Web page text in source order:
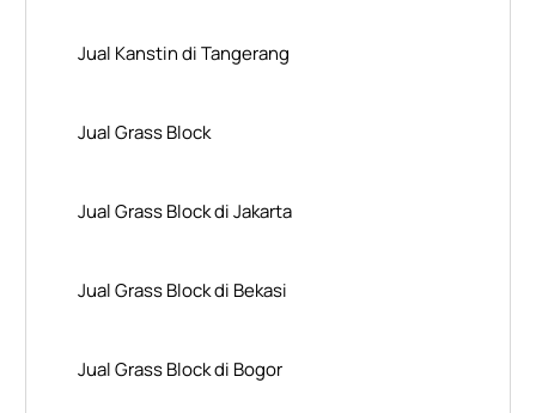
Jual Kanstin di Tangerang
Jual Grass Block
Jual Grass Block di Jakarta
Jual Grass Block di Bekasi
Jual Grass Block di Bogor